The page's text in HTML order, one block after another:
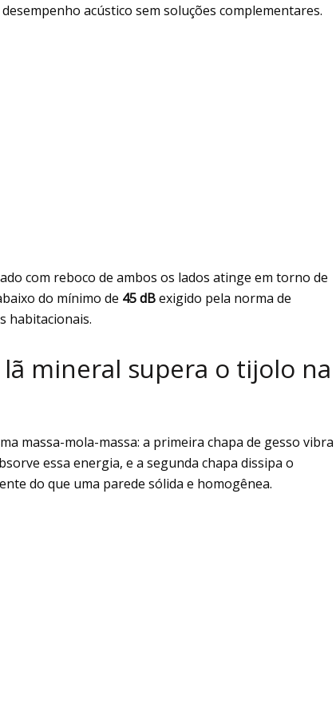
acústico sem soluções complementares.
com reboco de ambos os lados atinge em torno de
do mínimo de 45 dBexigido pela norma de
habitacionais.
mineral supera o tijolo na
massa-mola-massa: a primeira chapa de gesso vibra
essa energia, e a segunda chapa dissipa o
do que uma parede sólida e homogênea.